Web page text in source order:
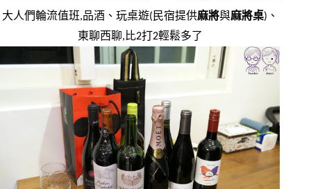
大人們輪流值班,品酒、玩桌遊(民宿提供麻將與麻將桌)、
東聊西聊,比2打2輕鬆多了